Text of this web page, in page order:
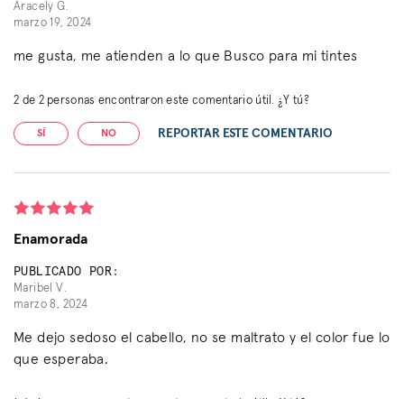
Aracely G.
marzo 19, 2024
me gusta, me atienden a lo que Busco para mi tintes
2 de 2personas encontraron este comentario útil. ¿Y tú?
SÍ NO REPORTAR ESTE COMENTARIO
Enamorada
PUBLICADO POR:
Maribel V.
marzo 8, 2024
Me dejo sedoso el cabello, no se maltrato y el color fue lo
que esperaba.